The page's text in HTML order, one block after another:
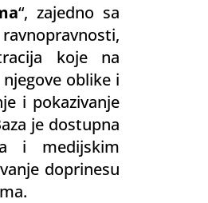
“, zajedno sa
koje na
oblike i
i pokazivanje
je dostupna
i medijskim
doprinesu